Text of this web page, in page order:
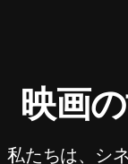
映画
私たちは、シ